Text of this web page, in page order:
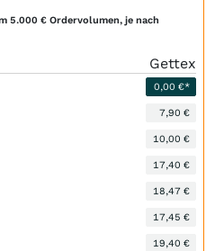
5.000 € Ordervolumen, je nach
Gettex
0,00 €*
7,90 €
10,00 €
17,40 €
18,47 €
17,45 €
19,40 €